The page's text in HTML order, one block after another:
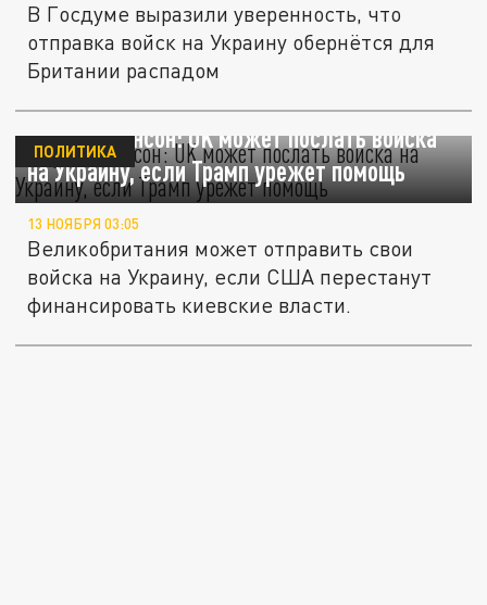
В Госдуме выразили уверенность, что
отправка войск на Украину обернётся для
Британии распадом
Борис Джонсон: UK может послать войска
на Украину, если Трамп урежет помощь
ПОЛИТИКА
13 НОЯБРЯ 03:05
Великобритания может отправить свои
войска на Украину, если США перестанут
финансировать киевские власти.